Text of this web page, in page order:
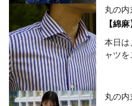
丸の内
【綿
本日は
ャツを
丸の内